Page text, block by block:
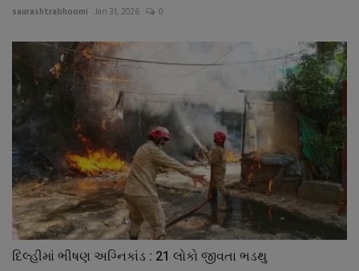
saurashtrabhoomi Jan 31, 2026 0
દિલ્હીમાં ભીષણ અગ્નિકાંડ : 21 લોકો જીવતા ભડથુ